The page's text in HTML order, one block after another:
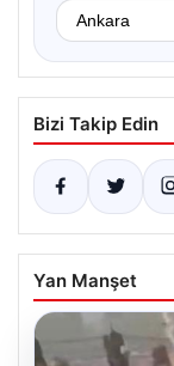
Bizi Takip Edin
Yan Manşet